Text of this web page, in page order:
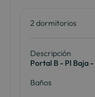
2 dormitorios
Descripción
Portal B - Pl Baja
Baños